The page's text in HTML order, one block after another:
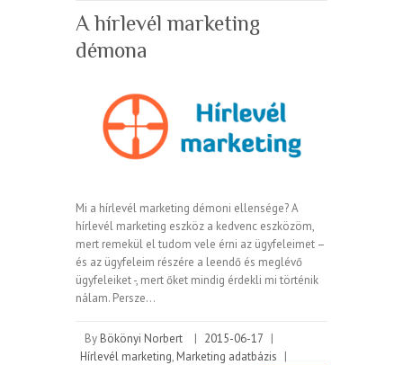
A hírlevél marketing
démona
Mi a hírlevél marketing démoni ellensége? A
hírlevél marketing eszköz a kedvenc eszközöm,
mert remekül el tudom vele érni az ügyfeleimet –
és az ügyfeleim részére a leendő és meglévő
ügyfeleiket -, mert őket mindig érdekli mi történik
nálam. Persze…
By Bökönyi Norbert | 2015-06-17 |
Hírlevél marketing, Marketing adatbázis |